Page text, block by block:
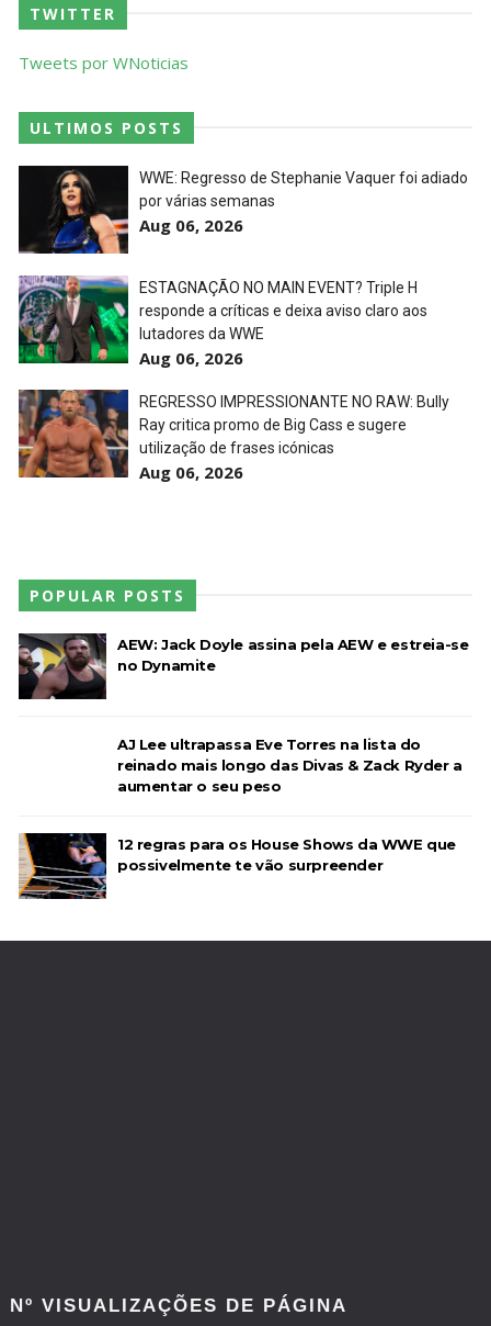
WWE: Unreal Season 3
Unknown-Jul 26 2026
Butcher vs. Samoa Joe”
Unknown- Jul 26 2026
WWE Main Event, July 23, 2026
Unknown-Jul 26 2026
Throwback: Bret "The Hitman" Hart vs. Mr.
Perfect: SummerSlam 1991 - Intercontinental
Championship Match
SCSA867-Jul 26 2026
AEW Collision 25 JULY 2026
Unknown-Jul 26 2026
WWE Friday Night Smackdown 24 July 2026
Jul 25 2026
TNA iMPACT Wrestling 23 July 2026
Unknown-Jul 24 2026
TWITTER
Tweets por WNoticias
ULTIMOS POSTS
WWE: Regresso de Stephanie Vaquer foi adiado
por várias semanas
Aug 06, 2026
ESTAGNAÇÃO NO MAIN EVENT? Triple H
responde a críticas e deixa aviso claro aos
lutadores da WWE
Aug 06, 2026
REGRESSO IMPRESSIONANTE NO RAW: Bully
Ray critica promo de Big Cass e sugere
utilização de frases icónicas
Aug 06, 2026
POPULAR POSTS
AEW: Jack Doyle assina pela AEW e estreia-se
no Dynamite
AJ Lee ultrapassa Eve Torres na lista do
reinado mais longo das Divas & Zack Ryder a
aumentar o seu peso
12 regras para os House Shows da WWE que
possivelmente te vão surpreender
Nº VISUALIZAÇÕES DE PÁGINA